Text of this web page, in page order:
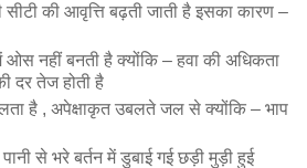
की आवृत्ति बढ़ती जाती है इसका कारण –
ओस नहीं बनती है क्योंकि – हवा की अधिकता
दर तेज होती है
है , अपेक्षाकृत उबलते जल से क्योंकि – भाप
से भरे बर्तन में डुबाई गई छड़ी मुड़ी हुई